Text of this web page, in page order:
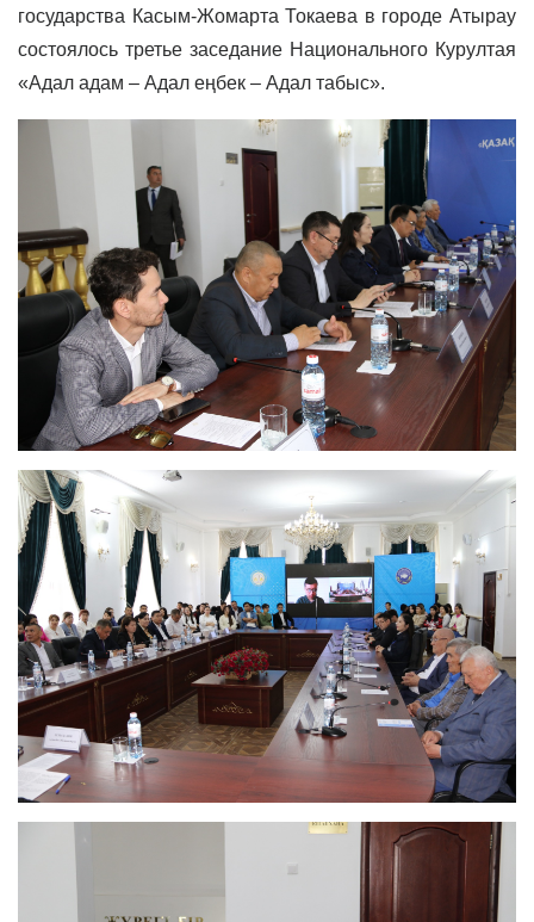
государства Касым-Жомарта Токаева в городе Атырау
состоялось третье заседание Национального Курултая
«Адал адам – Адал еңбек – Адал табыс».